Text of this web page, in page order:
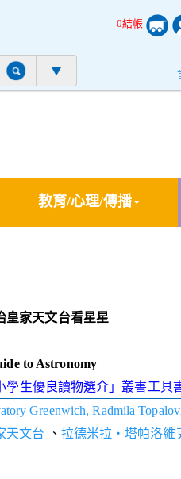
0結帳
教育/心理/傳播
皇家天文台看星星
to Astronomy
學生優良讀物選介」叢書工具
Greenwich, Radmila
天文台 、 拉德米拉‧塔帕洛維